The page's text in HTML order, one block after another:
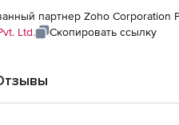
партнер Zoho Corporation
Ltd. Скопировать ссылку